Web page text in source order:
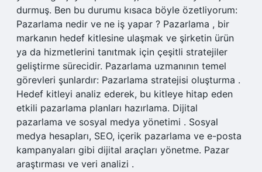
durmuş. Ben bu durumu kısaca böyle özetliyorum:
Pazarlama nedir ve ne iş yapar ? Pazarlama , bir
markanın hedef kitlesine ulaşmak ve şirketin ürün
ya da hizmetlerini tanıtmak için çeşitli stratejiler
geliştirme sürecidir. Pazarlama uzmanının temel
görevleri şunlardır: Pazarlama stratejisi oluşturma .
Hedef kitleyi analiz ederek, bu kitleye hitap eden
etkili pazarlama planları hazırlama. Dijital
pazarlama ve sosyal medya yönetimi . Sosyal
medya hesapları, SEO, içerik pazarlama ve e-posta
kampanyaları gibi dijital araçları yönetme. Pazar
araştırması ve veri analizi .